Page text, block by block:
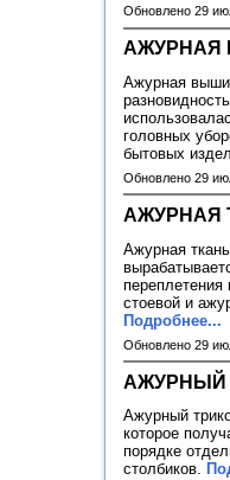
Обновлено 29
Ажурная
головных
бытовых
Обновлено 29
АЖУРНАЯ
Ажурная
переплетения
стоевой и
Подробнее...
Обновлено 29
АЖУРНЫЙ
Ажурный
которое
порядке
столбиков.